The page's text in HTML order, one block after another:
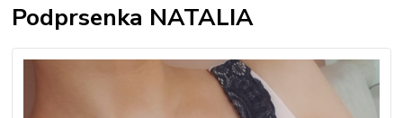
Podprsenka NATALIA